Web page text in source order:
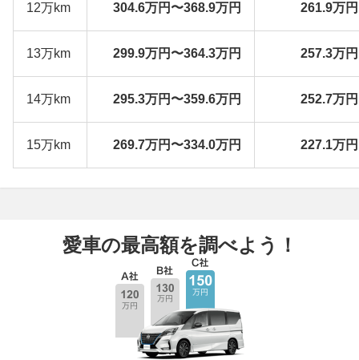
12万km 304.6万円〜368.9万円 261.9万
13万km 299.9万円〜364.3万円 257.3万
14万km 295.3万円〜359.6万円 252.7万
15万km 269.7万円〜334.0万円 227.1万
愛車の最高額を調べよう！